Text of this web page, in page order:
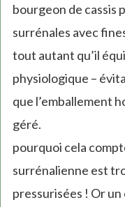
bourgeon de cassis
surrénales avec
tout autant qu’il
physiologique –
que l’emballement
géré.
pourquoi cela
surrénalienne est
pressurisées ! Or